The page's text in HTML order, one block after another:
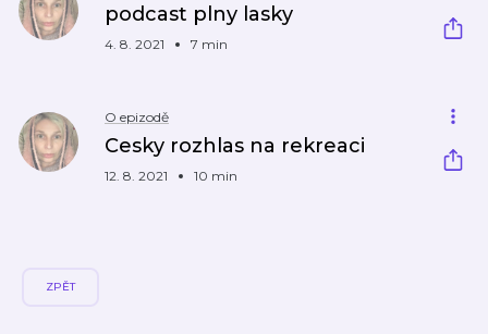
podcast plny lasky
4. 8. 2021 7 min
O epizodě
Cesky rozhlas na rekreaci
12. 8. 2021 10 min
ZPĚT